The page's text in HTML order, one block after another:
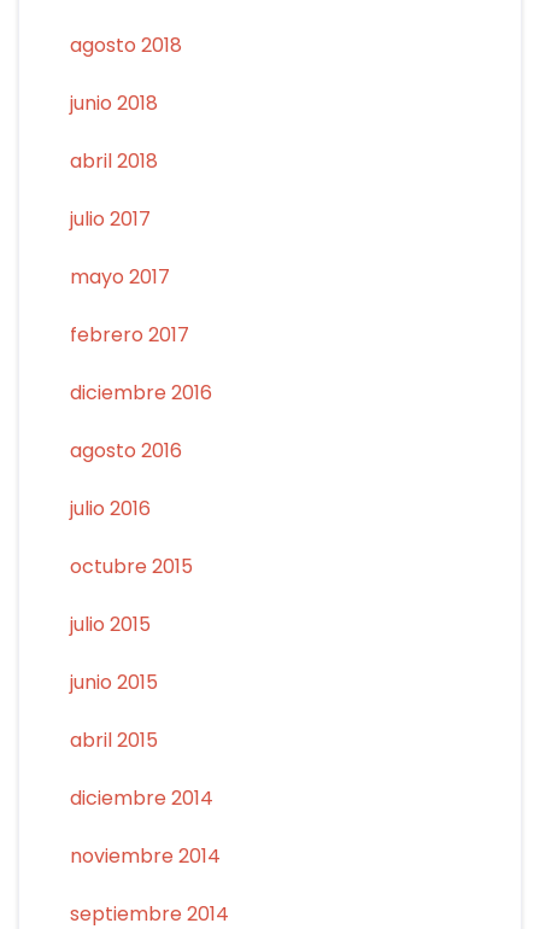
agosto 2018
junio 2018
abril 2018
julio 2017
mayo 2017
febrero 2017
diciembre 2016
agosto 2016
julio 2016
octubre 2015
julio 2015
junio 2015
abril 2015
diciembre 2014
noviembre 2014
septiembre 2014